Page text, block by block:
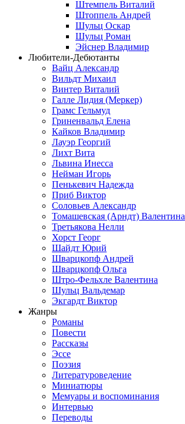
Штемпель Виталий
Штоппель Андрей
Шульц Оскар
Шульц Роман
Эйснер Владимир
Любители-Дебютанты
Вайц Александр
Вильдт Михаил
Винтер Виталий
Галле Лидия (Меркер)
Грамс Гельмуд
Гриненвальд Елена
Кайков Владимир
Лауэр Георгий
Лихт Вита
Львина Инесса
Нейман Игорь
Пенькевич Надежда
Приб Виктор
Соловьев Александр
Томашевская (Арндт) Валентина
Третьякова Нелли
Хорст Георг
Шайдт Юрий
Шварцкопф Андрей
Шварцкопф Ольга
Штро-Фельхле Валентина
Шульц Вальдемар
Экгардт Виктор
Жанры
Романы
Повести
Рассказы
Эссе
Поэзия
Литературоведение
Миниатюры
Мемуары и воспоминания
Интервью
Переводы